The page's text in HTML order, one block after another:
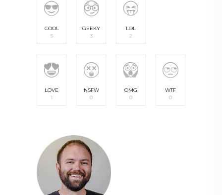
COOL
5
GEEKY
3
LOL
2
LOVE
1
NSFW
0
OMG
0
WTF
0